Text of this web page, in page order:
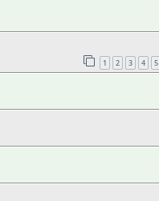
1 2 3 4 5